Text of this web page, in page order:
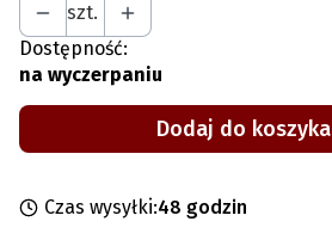
szt.
Dostępność:
na wyczerpaniu
Dodaj do koszyka
Czas wysyłki:48 godzin